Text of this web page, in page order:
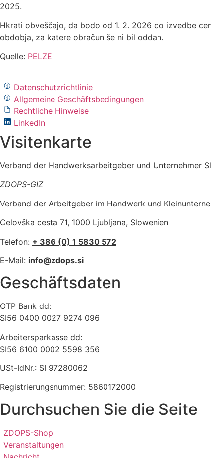
2025.
Hkrati obveščajo, da bodo od 1. 2. 2026 do izvedbe
obdobja, za katere obračun še ni bil oddan.
Quelle: PELZE
Datenschutzrichtlinie
Allgemeine Geschäftsbedingungen
Rechtliche Hinweise
LinkedIn
Visitenkarte
Verband der Handwerksarbeitgeber und Unternehmer
ZDOPS-GIZ
Verband der Arbeitgeber im Handwerk und
Celovška cesta 71, 1000 Ljubljana, Slowenien
Telefon: + 386 (0) 1 5830 572
E-Mail: info@zdops.si
Geschäftsdaten
OTP Bank dd:
SI56 0400 0027 9274 096
Arbeitersparkasse dd:
SI56 6100 0002 5598 356
USt-IdNr.: SI 97280062
Registrierungsnummer: 5860172000
Durchsuchen Sie die Seite
ZDOPS-Shop
Veranstaltungen